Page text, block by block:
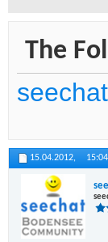
The
seechat
15.04.2012, 15:04